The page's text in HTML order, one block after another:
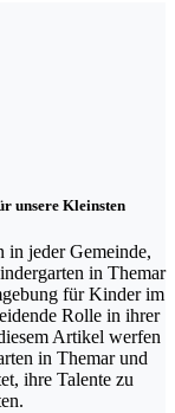
unsere Kleinsten
jeder Gemeinde,
in Themar
für Kinder im
Rolle in ihrer
Artikel werfen
in Themar und
ihre Talente zu